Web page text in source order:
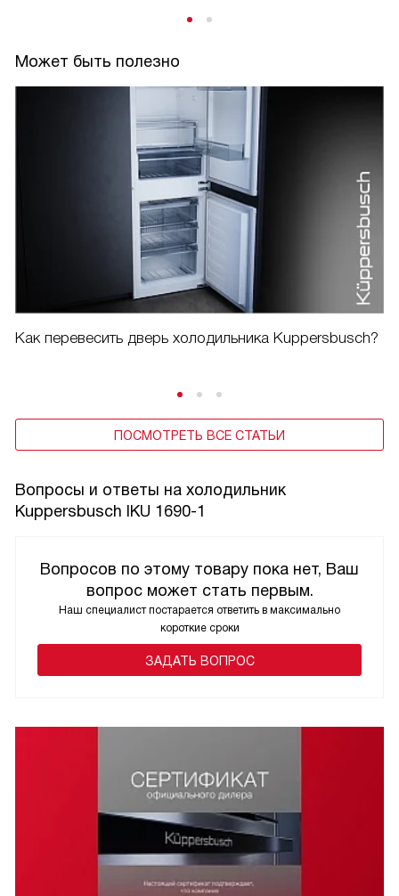
Может быть полезно
Как перевесить дверь холодильника Kuppersbusch?
ПОСМОТРЕТЬ ВСЕ СТАТЬИ
Вопросы и ответы на холодильник
Kuppersbusch IKU 1690-1
Вопросов по этому товару пока нет, Ваш
вопрос может стать первым.
Наш специалист постарается ответить в максимально
короткие сроки
ЗАДАТЬ ВОПРОС